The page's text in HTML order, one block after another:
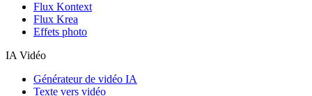
Flux Kontext
Flux Krea
Effets photo
IA Vidéo
Générateur de vidéo IA
Texte vers vidéo